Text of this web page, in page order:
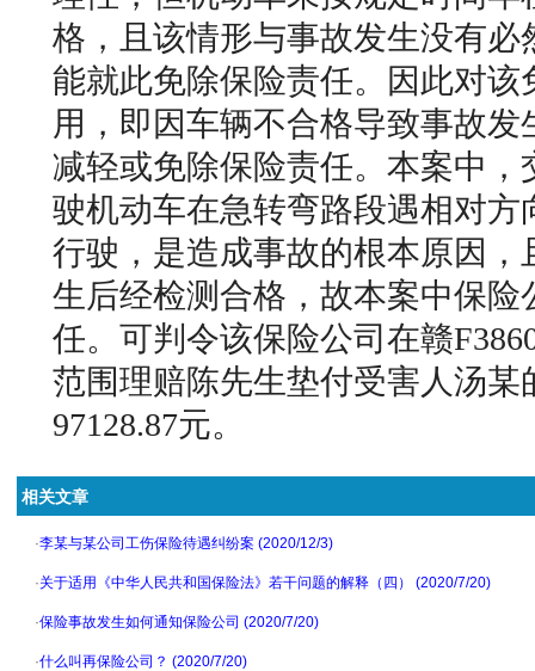
格，且该情形与事故发生没有必
能就此免除保险责任。因此对该
用，即因车辆不合格导致事故
减轻或免除保险责任。本案中，
驶机动车在急转弯路段遇相对方
行驶，是造成事故的根本原因，
生后经检测合格，故本案中保险
任。可判令该保险公司在赣
范围理赔陈先生垫付受害人汤某
97128.87元。
相关文章
·李某与某公司工伤保险待遇纠纷案 (2020/12/3)
·关于适用《中华人民共和国保险法》若干问题的解释（四） (2020/7/20)
·保险事故发生如何通知保险公司 (2020/7/20)
·什么叫再保险公司？ (2020/7/20)